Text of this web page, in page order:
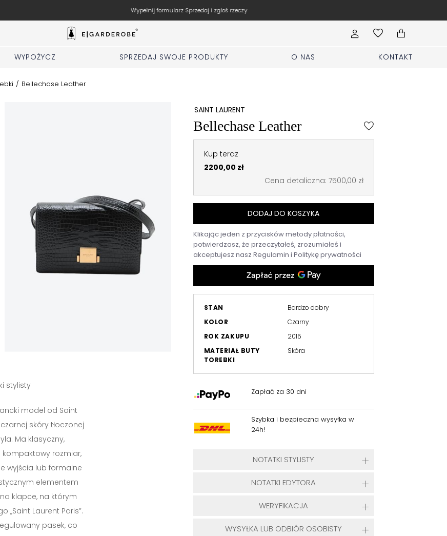
Wypełnij formularz Sprzedaj i zgłoś rzeczy
WYPOŻYCZ SPRZEDAJ SWOJE PRODUKTY O NAS KONTAKT
/ Bellechase Leather
stylisty
model od Saint
skóry tłoczonej
Ma klasyczny,
kompaktowy rozmiar,
wyjścia lub formalne
elementem
klapce, na którym
„Saint Laurent Paris”.
pasek, co
SAINT LAURENT
Bellechase Leather
Kup teraz
2200,00 zł
Cena detaliczna: 7500,00 zł
DODAJ DO KOSZYKA
Klikając jeden z przycisków metody płatności,
potwierdzasz, że przeczytałeś, zrozumiałeś i
akceptujesz nasz Regulamin i Politykę prywatności
STAN
Bardzo dobry
KOLOR
Czarny
ROK ZAKUPU
2015
MATERIAŁ BUTY
TOREBKI
Skóra
Zapłać za 30 dni
Szybka i bezpieczna wysyłka w
24h!
NOTATKI STYLISTY
NOTATKI EDYTORA
WERYFIKACJA
WYSYŁKA LUB ODBIÓR OSOBISTY